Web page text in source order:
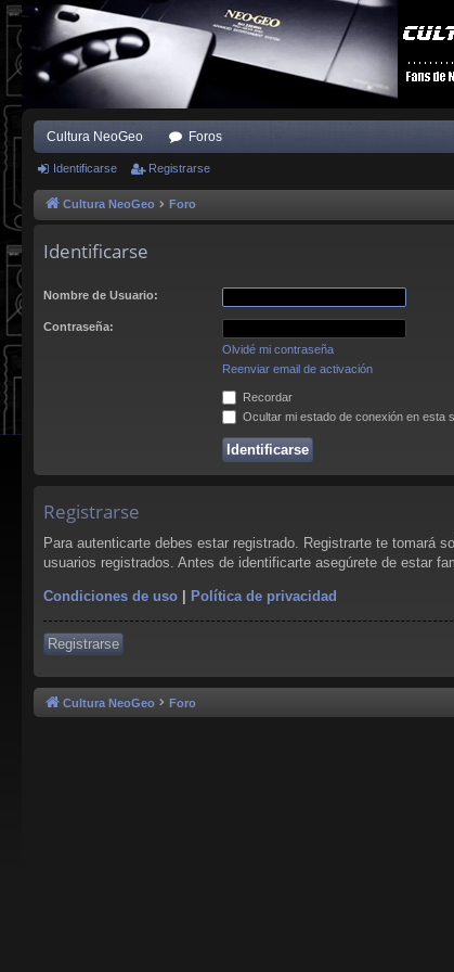
Cultura NeoGeo Foros
Identificarse Registrarse
Cultura NeoGeo Foro
Identificarse
Nombre de Usuario:
Contraseña:
Olvidé mi contraseña
Reenviar email de activación
Recordar
Ocultar mi estado de conexión en esta
Registrarse
Para autenticarte debes estar registrado. Registrarte te tomará
usuarios registrados. Antes de identificarte asegúrete de estar
Condiciones de uso | Política de privacidad
Registrarse
Cultura NeoGeo Foro